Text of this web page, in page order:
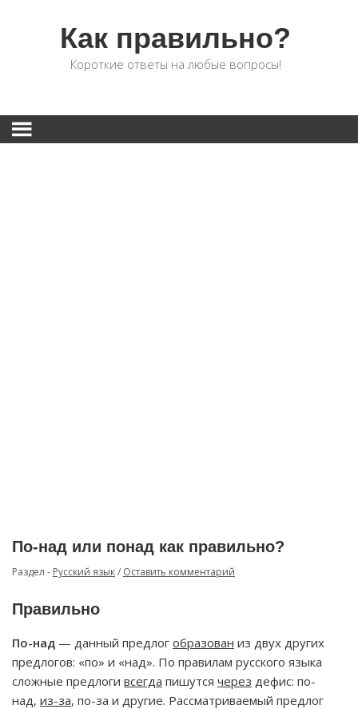
Как правильно?
Короткие ответы на любые вопросы!
По-над или понад как правильно?
Раздел - Русский язык/ Оставить комментарий
Правильно
По-над — данный предлог образован из двух других
предлогов: «по» и «над». По правилам русского языка
сложные предлоги всегда пишутся через дефис: по-
над, из-за, по-за и другие. Рассматриваемый предлог